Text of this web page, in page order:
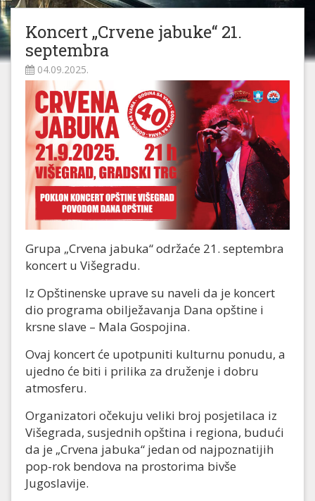
Koncert „Crvene jabuke“ 21.
septembra
04.09.2025.
Grupa „Crvena jabuka“ održaće 21. septembra
koncert u Višegradu.
Iz Opštinenske uprave su naveli da je koncert
dio programa obilježavanja Dana opštine i
krsne slave – Mala Gospojina.
Ovaj koncert će upotpuniti kulturnu ponudu, a
ujedno će biti i prilika za druženje i dobru
atmosferu.
Organizatori očekuju veliki broj posjetilaca iz
Višegrada, susjednih opština i regiona, budući
da je „Crvena jabuka“ jedan od najpoznatijih
pop-rok bendova na prostorima bivše
Jugoslavije.